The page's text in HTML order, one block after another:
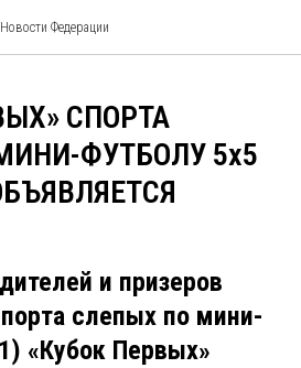
Новости Федерации
СПОРТА
ФУТБОЛУ 5х5
и призеров
слепых по мини-
«Кубок Первых»